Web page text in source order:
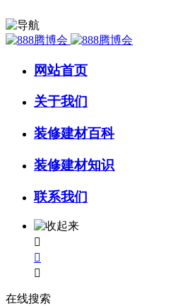
网站首页
关于我们
装修建材百科
装修建材知识
联系我们



在线搜索